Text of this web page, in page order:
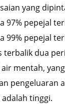
yang
97% pepejal
99% pepejal
terbalik dua
air mentah,
pengeluaran
tinggi.